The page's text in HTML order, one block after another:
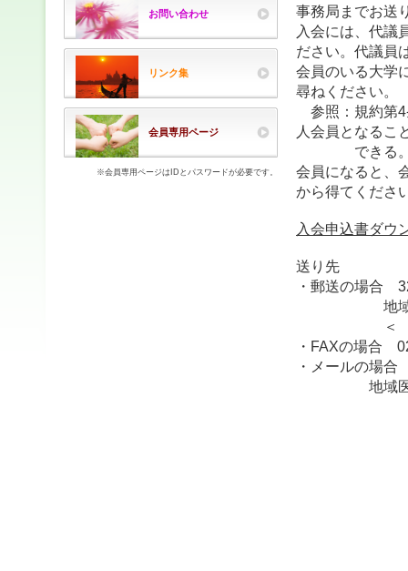
事務局までお送
入会には、代議
ださい。代議員
会員のいる大学
尋ねください。
参照：規約第4
人会員となるこ
できる
会員になると、
から得てくださ
入会申込書ダウ
送り先
・郵送の場合
地域医療学
＜ ＞は
・FAXの場合
・メールの場
地域医療学
お問い合わせ
リンク集
会員専用ページ
※会員専用ページはIDとパスワードが必要です。